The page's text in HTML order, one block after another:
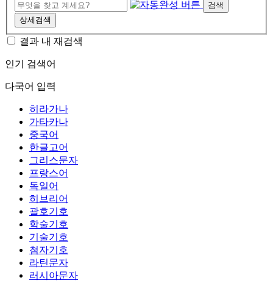
검색
상세검색
결과 내 재검색
인기 검색어
다국어 입력
히라가나
가타카나
중국어
한글고어
그리스문자
프랑스어
독일어
히브리어
괄호기호
학술기호
기술기호
첨자기호
라틴문자
러시아문자